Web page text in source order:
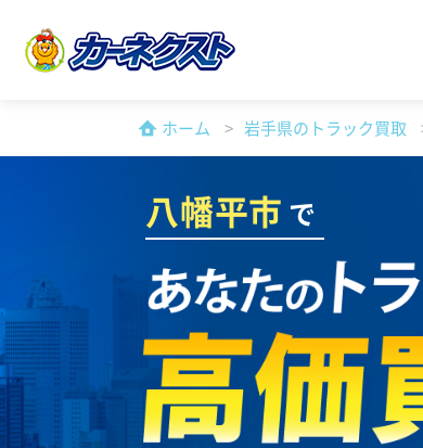
ホーム 岩手県のトラック買取
八幡平市 で